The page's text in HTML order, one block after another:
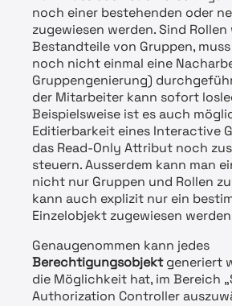
noch einer bestehenden oder
zugewiesen werden. Sind Rollen
Bestandteile von Gruppen,
noch nicht einmal eine
Gruppengenierung)
der Mitarbeiter kann sofort
Beispielsweise ist es auch
Editierbarkeit eines Interactive
das Read-Only Attribut noch
steuern. Ausserdem kann man
nicht nur Gruppen und Rollen
kann auch explizit nur ein
Einzelobjekt zugewiesen
Genaugenommen kann jedes
Berechtigungsobjektgeneriert
die Möglichkeit hat, im Bereich
Authorization Controller